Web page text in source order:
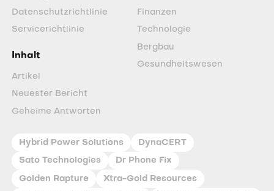
Datenschutzrichtlinie
Servicerichtlinie
Inhalt
Artikel
Neuester Bericht
Geheime Antworten
Finanzen
Technologie
Bergbau
Gesundheitswesen
Hybrid Power Solutions DynaCERT
Sato Technologies Dr Phone Fix
Golden Rapture Xtra-Gold Resources